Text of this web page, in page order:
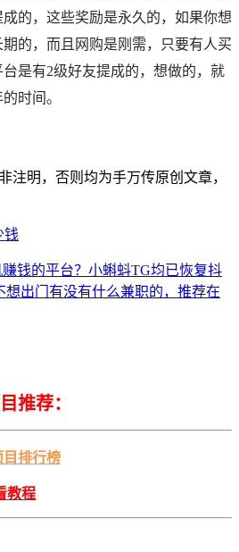
的，这些奖励是永久的，如果你想
的，而且网购是刚需，只要有人买
台是有2级好友提成的，想做的，就
时间。
注明，否则均为手万传原创文章，
钱
钱的平台？小蝌蚪TG均已恢复抖
想出门有没有什么兼职的，推荐在
推荐：
目排行榜
教程